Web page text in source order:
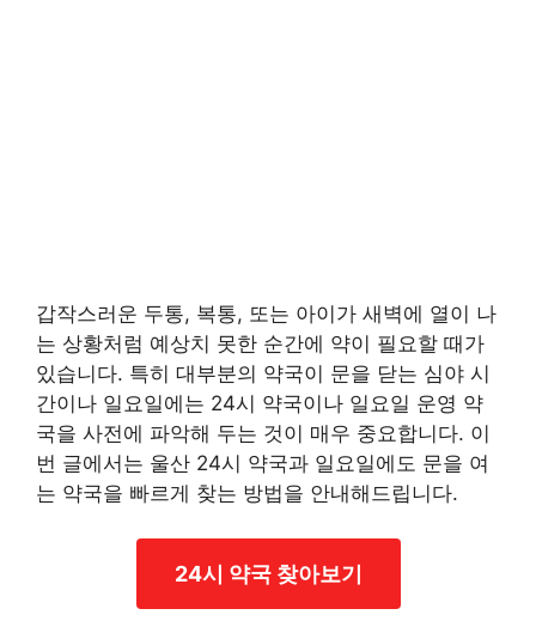
갑작스러운 두통, 복통, 또는 아이가 새벽에 열이 나
는 상황처럼 예상치 못한 순간에 약이 필요할 때가
있습니다. 특히 대부분의 약국이 문을 닫는 심야 시
간이나 일요일에는 24시 약국이나 일요일 운영 약
국을 사전에 파악해 두는 것이 매우 중요합니다. 이
번 글에서는 울산 24시 약국과 일요일에도 문을 여
는 약국을 빠르게 찾는 방법을 안내해드립니다.
24시 약국 찾아보기